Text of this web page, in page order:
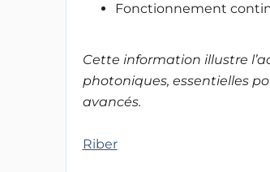
Fonctionnement
Cette information illustre
photoniques, essentielles
avancés.
Riber